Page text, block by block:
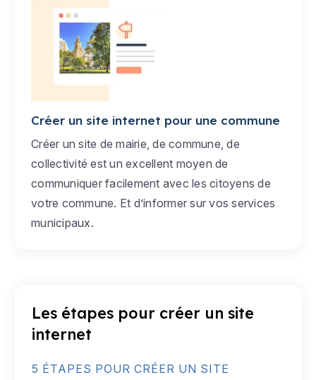
Créer un site internet pour une commune
Créer un site de mairie, de commune, de
collectivité est un excellent moyen de
communiquer facilement avec les citoyens de
votre commune. Et d’informer sur vos services
municipaux.
Les étapes pour créer un site
internet
5 ÉTAPES POUR CRÉER UN SITE